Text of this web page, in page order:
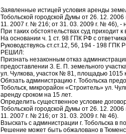
Заявленные истицей условия аренды
Тобольской городской Думы от 26. 12.
11. 2007 г. № 216; от 31. 03. 2009 г. № 46), -
При таких обстоятельствах суд приходит
На основании ч. 1 ст. 98 ГПК РФ с
Руководствуясь ст.ст.12, 56, 194 - 198 ГПК
РЕШИЛ:
Признать незаконным отказ
предоставлении З. Е. П. земельного
ул. Чулкова, участок № 81, площадью 1015
Обязать администрацию г. Тобольска
Тобольск, микрорайон «Строитель» ул.
аренду сроком на 15 лет.
Определить существенное условие
Тобольской городской Думы от 26. 12.
11. 2007 г. № 216; от 31. 03. 2009 г. № 46).
Взыскать с администрации г. Тобольска в
Решение может быть обжаловано в